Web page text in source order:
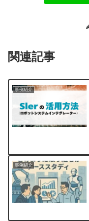
関連記事
事例紹介
事例紹介